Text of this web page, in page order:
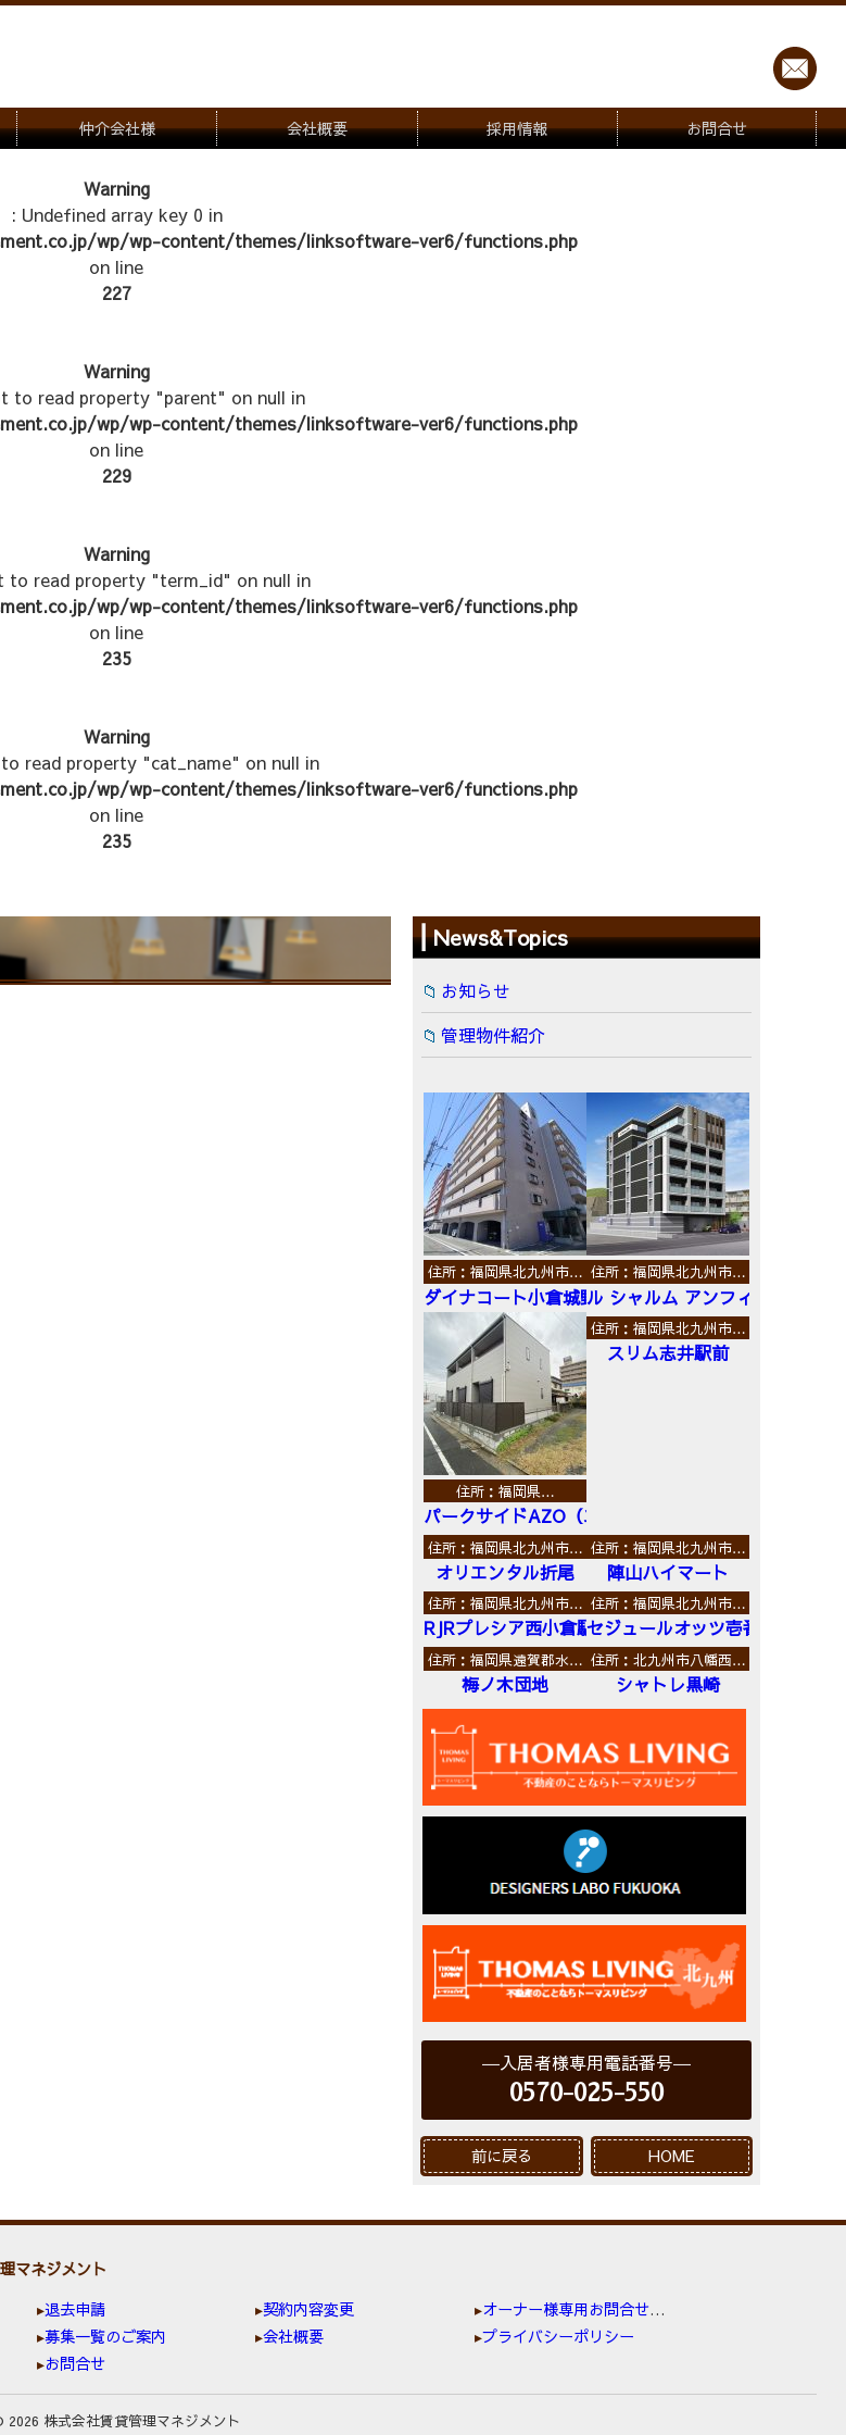
仲介会社様
物件写真
管理物件紹介
会社概要 採用情報 お問合せ
Warning
: Undefined array key 0 in
wp/wp-content/themes/linksoftware-ver6/functions.php
on line
227
Warning
to read property "parent" on null in
wp/wp-content/themes/linksoftware-ver6/functions.php
on line
229
Warning
to read property "term_id" on null in
wp/wp-content/themes/linksoftware-ver6/functions.php
on line
235
Warning
read property "cat_name" on null in
wp/wp-content/themes/linksoftware-ver6/functions.php
on line
235
News&Topics
お知らせ
管理物件紹介
住所：福岡県北九州市…
ダイナコート小倉城野
住所：福岡県北九州市…
ル シャルム アンフィニ
住所：福岡県…
パークサイドAZO（エーゼットオー）
住所：福岡県北九州市…
スリム志井駅前
住所：福岡県北九州市…
オリエンタル折尾
住所：福岡県北九州市…
陣山ハイマート
住所：福岡県北九州市…
RJRプレシア西小倉駅前
住所：福岡県北九州市…
セジュールオッツ壱番館
住所：福岡県遠賀郡水…
梅ノ木団地
住所：北九州市八幡西…
シャトレ黒崎
入居者様専用電話番号
0570-025-550
前に戻る HOME
マネジメント
退去申請 契約内容変更
オーナー様専用お問合せ窓口
募集一覧のご案内 会社概要
プライバシーポリシー
お問合せ
2026 株式会社賃貸管理マネジメント